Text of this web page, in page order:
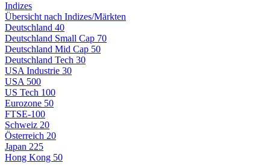
Indizes
Übersicht nach Indizes/Märkten
Deutschland 40
Deutschland Small Cap 70
Deutschland Mid Cap 50
Deutschland Tech 30
USA Industrie 30
USA 500
US Tech 100
Eurozone 50
FTSE-100
Schweiz 20
Österreich 20
Japan 225
Hong Kong 50